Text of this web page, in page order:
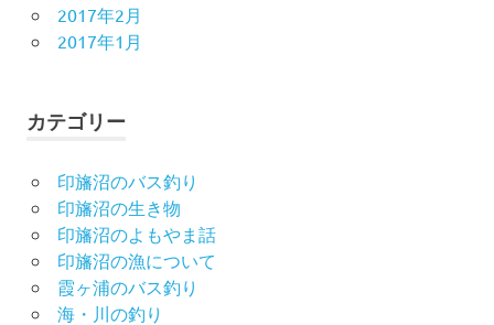
2017年2月
2017年1月
カテゴリー
印旛沼のバス釣り
印旛沼の生き物
印旛沼のよもやま話
印旛沼の漁について
霞ヶ浦のバス釣り
海・川の釣り